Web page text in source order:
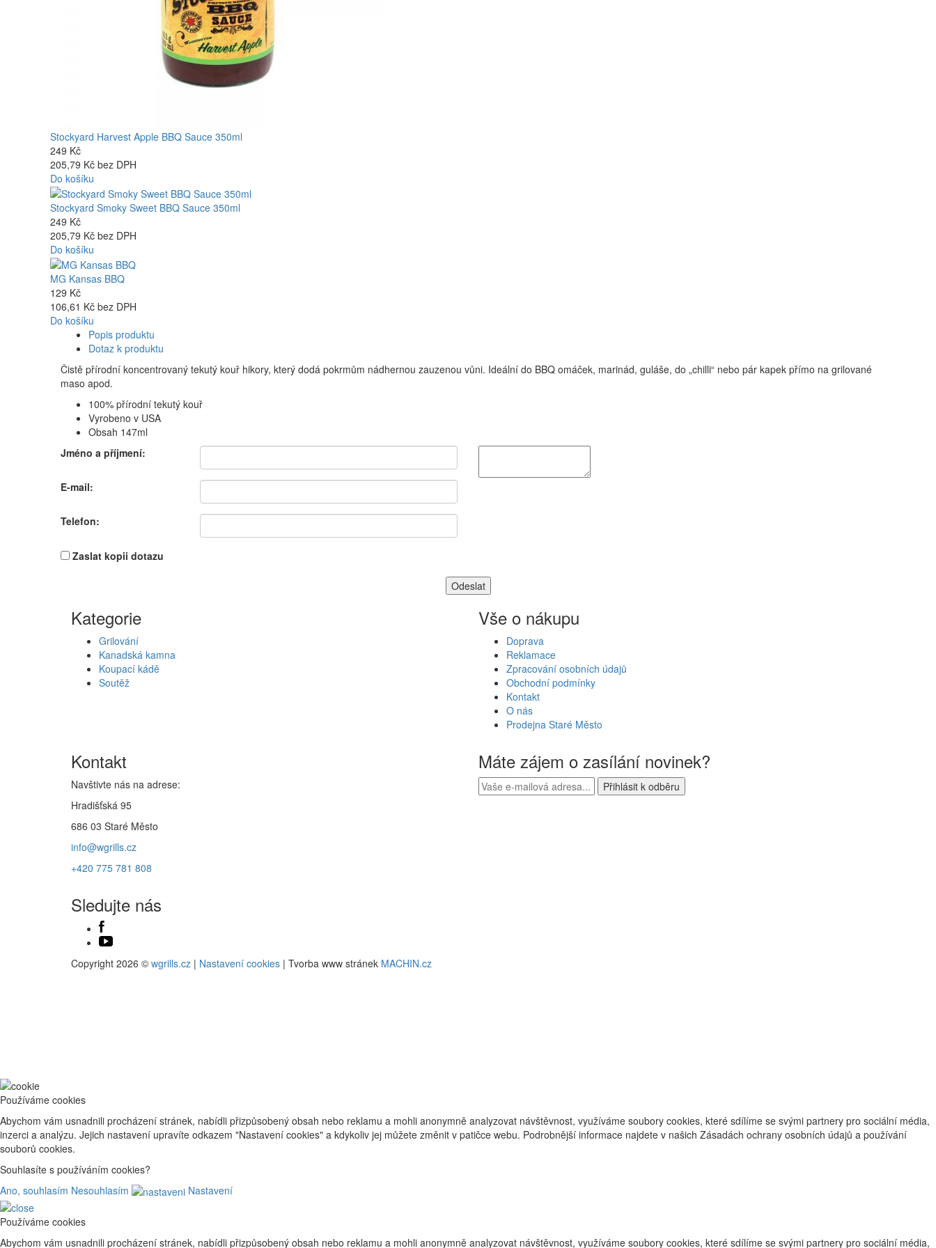
Stockyard Harvest Apple BBQ Sauce 350ml
249 Kč
205,79 Kč bez DPH
Do košíku
Stockyard Smoky Sweet BBQ Sauce 350ml
249 Kč
205,79 Kč bez DPH
Do košíku
MG Kansas BBQ
129 Kč
106,61 Kč bez DPH
Do košíku
Popis produktu
Dotaz k produktu
Čistě přírodní koncentrovaný tekutý kouř hikory, který dodá pokrmům nádhernou zauzenou vůni. Ideální do BBQ omáček, marinád, guláše, do „chilli“ nebo pár kapek přímo na grilované
maso apod.
100% přírodní tekutý kouř
Vyrobeno v USA
Obsah 147ml
Jméno a příjmení:
E-mail:
Telefon:
Zaslat kopii dotazu
Kategorie
Grilování
Kanadská kamna
Koupací kádě
Soutěž
Vše o nákupu
Doprava
Reklamace
Zpracování osobních údajů
Obchodní podmínky
Kontakt
O nás
Prodejna Staré Město
Kontakt
Navštivte nás na adrese:
Hradišťská 95
686 03 Staré Město
info@wgrills.cz
+420 775 781 808
Máte zájem o zasílání novinek?
Sledujte nás
Copyright 2026 © wgrills.cz | Nastavení cookies | Tvorba www stránek MACHIN.cz
Používáme cookies
Abychom vám usnadnili procházení stránek, nabídli přizpůsobený obsah nebo reklamu a mohli anonymně analyzovat návštěvnost, využíváme soubory cookies, které sdílíme se svými partnery pro sociální média,
inzerci a analýzu. Jejich nastavení upravíte odkazem "Nastavení cookies" a kdykoliv jej můžete změnit v patičce webu. Podrobnější informace najdete v našich Zásadách ochrany osobních údajů a používání
souborů cookies.
Souhlasíte s používáním cookies?
Ano, souhlasím Nesouhlasím Nastavení
Používáme cookies
Abychom vám usnadnili procházení stránek, nabídli přizpůsobený obsah nebo reklamu a mohli anonymně analyzovat návštěvnost, využíváme soubory cookies, které sdílíme se svými partnery pro sociální média,